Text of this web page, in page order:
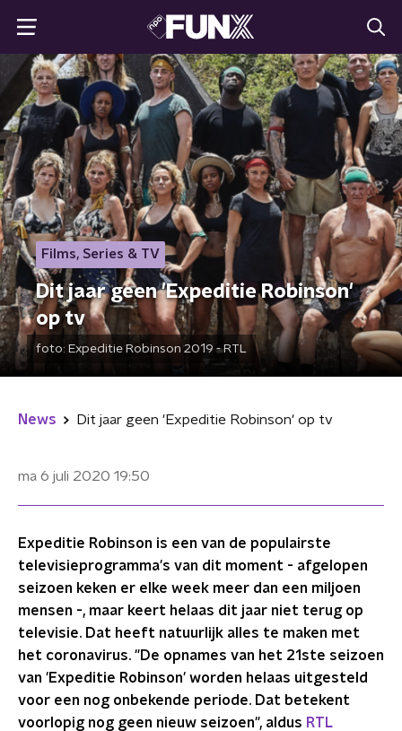
Films, Series & TV
Dit jaar geen 'Expeditie Robinson'
op tv
foto: Expeditie Robinson 2019 - RTL
News Dit jaar geen 'Expeditie Robinson' op tv
ma 6 juli 2020 19:50
Expeditie Robinson is een van de populairste
televisieprogramma's van dit moment - afgelopen
seizoen keken er elke week meer dan een miljoen
mensen -, maar keert helaas dit jaar niet terug op
televisie. Dat heeft natuurlijk alles te maken met
het coronavirus. "De opnames van het 21ste seizoen
van 'Expeditie Robinson' worden helaas uitgesteld
voor een nog onbekende periode. Dat betekent
voorlopig nog geen nieuw seizoen", aldus RTL